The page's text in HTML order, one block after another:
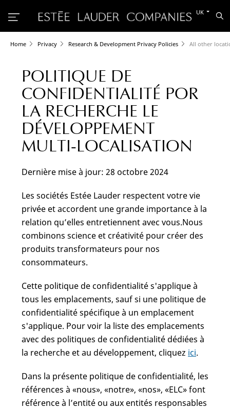
Switch
other
language
UK
Home Privacy Research & Development Privacy Policies All other
POLITIQUE DE
CONFIDENTIALITÉ POR
LA RECHERCHE LE
DÉVELOPPEMENT
MULTI-LOCALISATION
Dernière mise à jour: 28 octobre 2024
Les sociétés Estée Lauder respectent votre vie
privée et accordent une grande importance à la
relation qu’elles entretiennent avec vous.Nous
combinons science et créativité pour créer des
produits transformateurs pour nos
consommateurs.
Cette politique de confidentialité s'applique à
tous les emplacements, sauf si une politique de
confidentialité spécifique à un emplacement
s'applique. Pour voir la liste des emplacements
avec des politiques de confidentialité dédiées à
la recherche et au développement, cliquez ici.
Dans la présente politique de confidentialité, les
références à «nous», «notre», «nos», «ELC» font
référence à l’entité ou aux entités responsables